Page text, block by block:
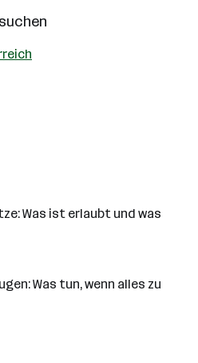
Was ist erlaubt und was
Was tun, wenn alles zu